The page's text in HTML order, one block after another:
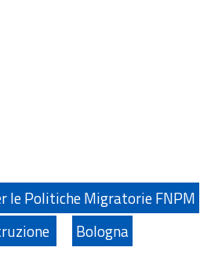
le Politiche Migratorie FNPM
Bologna